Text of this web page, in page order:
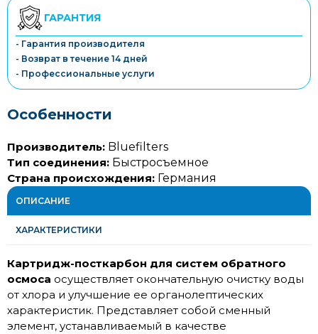
ГАРАНТИЯ
- Гарантия производителя
- Возврат в течение 14 дней
- Профессиональные услуги
Особенности
Производитель: Bluefilters
Тип соединения: Быстросъемное
Страна происхождения: Германия
ОПИСАНИЕ
ХАРАКТЕРИСТИКИ
Картридж-посткарбон для систем обратного
осмоса осуществляет окончательную очистку воды
от хлора и улучшение ее органолептических
характеристик. Представляет собой сменный
элемент, устанавливаемый в качестве